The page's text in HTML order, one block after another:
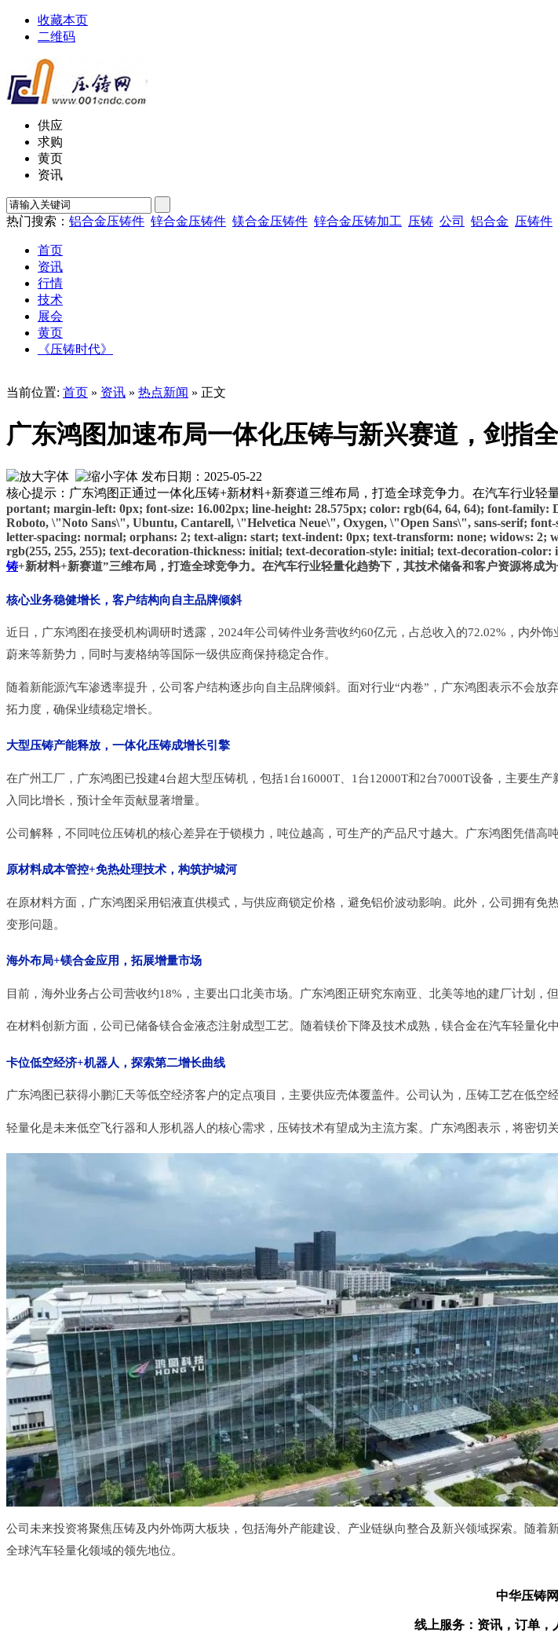
收藏本页
二维码
供应
求购
黄页
资讯
热门搜索： 铝合金压铸件 锌合金压铸件 镁合金压铸件 锌合金压铸加工 压铸 公司 铝合金 压铸件
首页
资讯
行情
技术
展会
黄页
《压铸时代》
当前位置: 首页 » 资讯 » 热点新闻 » 正文
广东鸿图加速布局一体化压铸与新兴赛道，剑指
发布日期：2025-05-22
核心提示：广东鸿图正通过一体化压铸+新材料+新赛道三维布局，打造全球竞争力。在汽车行业轻
portant; margin-left: 0px; font-size: 16.002px; line-height: 28.575px; color: rgb(64, 64, 64); font-family:
Roboto, \"Noto Sans\", Ubuntu, Cantarell, \"Helvetica Neue\", Oxygen, \"Open Sans\", sans-serif;
letter-spacing: normal; orphans: 2; text-align: start; text-indent: 0px; text-transform: none; widows:
rgb(255, 255, 255); text-decoration-thickness: initial; text-decoration-style: initial; text-decoration-
铸+新材料+新赛道”三维布局，打造全球竞争力。在汽车行业轻量化趋势下，其技术储备和客户资源将成为
核心业务稳健增长，客户结构向自主品牌倾斜
近日， 广东鸿图在接受机构调研时透露，2024年公司铸件业务营收约60亿元，占总收入的72.02%，内外
蔚来等新势力，同时与麦格纳等国际一级供应商保持稳定合作。
随着新能源汽车渗透率提升，公司客户结构逐步向自主品牌倾斜。面对行业“内卷”，广东鸿图表示不会
拓力度，确保业绩稳定增长。
大型压铸产能释放，一体化压铸成增长引擎
在广州工厂，广东鸿图已投建4台超大型压铸机，包括1台16000T、1台12000T和2台7000T设备，主要生
入同比增长，预计全年贡献显著增量。
公司解释，不同吨位压铸机的核心差异在于锁模力，吨位越高，可生产的产品尺寸越大。广东鸿图凭借高
原材料成本管控+免热处理技术，构筑护城河
在原材料方面，广东鸿图采用铝液直供模式，与供应商锁定价格，避免铝价波动影响。此外，公司拥有
变形问题。
海外布局+镁合金应用，拓展增量市场
目前，海外业务占公司营收约18%，主要出口北美市场。广东鸿图正研究东南亚、北美等地的建厂计划，
在材料创新方面，公司已储备镁合金液态注射成型工艺。随着镁价下降及技术成熟，镁合金在汽车轻量化
卡位低空经济+机器人，探索第二增长曲线
广东鸿图已获得小鹏汇天等低空经济客户的定点项目，主要供应壳体覆盖件。公司认为，压铸工艺在低
轻量化是未来低空飞行器和人形机器人的核心需求，压铸技术有望成为主流方案。广东鸿图表示，将密切
公司未来投资将聚焦压铸及内外饰两大板块，包括海外产能建设、产业链纵向整合及新兴领域探索。随
全球汽车轻量化领域的领先地位。
中华压铸网
线上服务：资讯，订单，